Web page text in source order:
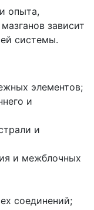
опыта,
зависит
системы.
элементов;
и
и
и межблочных
соединений;